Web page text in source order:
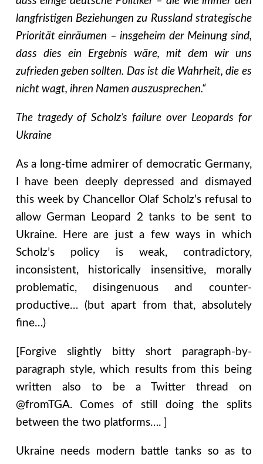
langfristigen Beziehungen zu Russland strategische
Priorität einräumen – insgeheim der Meinung sind,
dass dies ein Ergebnis wäre, mit dem wir uns
zufrieden geben sollten. Das ist die Wahrheit, die es
nicht wagt, ihren Namen auszusprechen.“
The tragedy of Scholz’s failure over Leopards for
Ukraine
As a long-time admirer of democratic Germany,
I have been deeply depressed and dismayed
this week by Chancellor Olaf Scholz’s refusal to
allow German Leopard 2 tanks to be sent to
Ukraine. Here are just a few ways in which
Scholz’s policy is weak, contradictory,
inconsistent, historically insensitive, morally
problematic, disingenuous and counter-
productive… (but apart from that, absolutely
fine…)
[Forgive slightly bitty short paragraph-by-
paragraph style, which results from this being
written also to be a Twitter thread on
@fromTGA. Comes of still doing the splits
between the two platforms…. ]
Ukraine needs modern battle tanks so as to